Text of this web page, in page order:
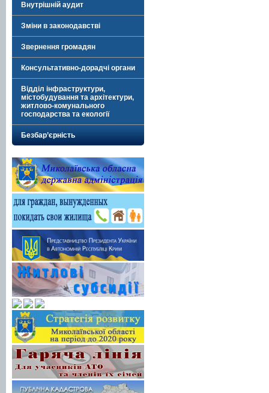
Внутрішній аудит
Зміни в законодавстві
Звернення громадян
Консультативно-дорадчі органи
Відділ інфраструктури,
містобудування та архітектури,
житлово-комунального
господарства та екології
Безбар’єрність